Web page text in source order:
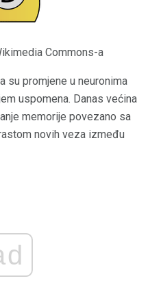
Commons-a
su promjene u neuronima
uspomena. Danas većina
memorije povezano sa
novih veza između